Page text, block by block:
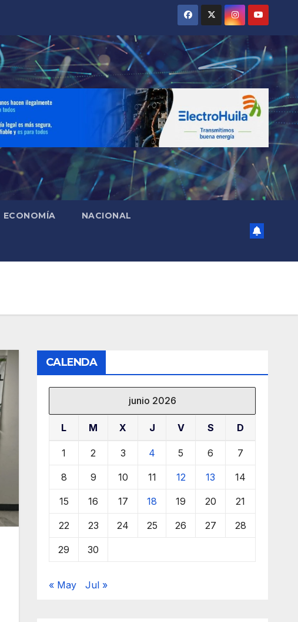
ECONOMÍA NACIONAL
CALENDA
junio 2026
L M X J V S D
1 2 3 4 5 6 7
8 9 10 11 12 13 14
15 16 17 18 19 20 21
22 23 24 25 26 27 28
29 30
« May Jul »